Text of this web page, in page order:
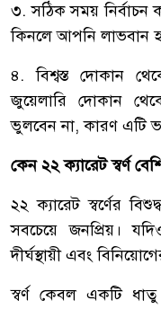
৩. সঠিক সময় নির্বাচন
কিনলে আপনি লাভবান
৪. বিশ্বস্ত দোকান
জুয়েলারি দোকান
ভুলবেন না, কারণ এটি
কেন ২২ ক্যারেট স্বর্ণ
২২ ক্যারেট স্বর্ণের
সবচেয়ে জনপ্রিয়।
দীর্ঘস্থায়ী এবং
স্বর্ণ কেবল একটি